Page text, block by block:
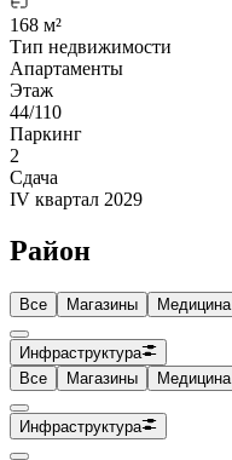
168 м²
Тип недвижимости
Апартаменты
Этаж
44/110
Паркинг
2
Сдача
IV квартал 2029
Район
Все Магазины Медицина
Инфраструктура
Все
Магазины Медицина
Инфраструктура